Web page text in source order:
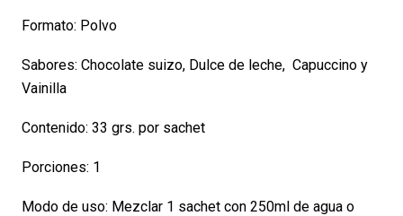
Formato: Polvo
Sabores: Chocolate suizo, Dulce de leche, Capuccino y
Vainilla
Contenido: 33 grs. por sachet
Porciones: 1
Modo de uso: Mezclar 1 sachet con 250ml de agua o